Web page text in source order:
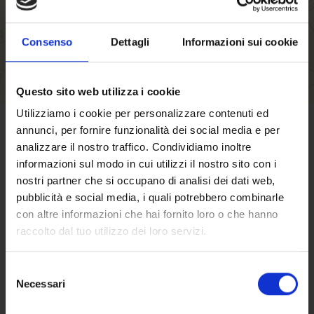
Consenso Dettagli Informazioni sui cookie
Questo sito web utilizza i cookie
Utilizziamo i cookie per personalizzare contenuti ed
annunci, per fornire funzionalità dei social media e per
analizzare il nostro traffico. Condividiamo inoltre
informazioni sul modo in cui utilizzi il nostro sito con i
nostri partner che si occupano di analisi dei dati web,
pubblicità e social media, i quali potrebbero combinarle
con altre informazioni che hai fornito loro o che hanno
raccolto dal tuo utilizzo dei loro servizi.
delNecessari
TERMS OF SALE
Click hereto find out terms and conditions
of sale
Here theapproximate shipping costs
DO YOU NEED ANY HELP?